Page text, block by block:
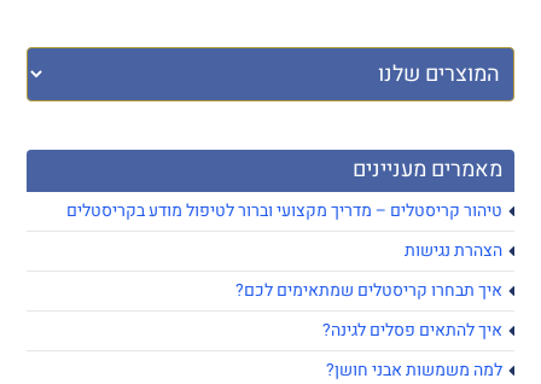
מאמרים מעניינים
טיהור קריסטלים – מדריך מקצועי וברור לטיפול מודע בקריסטלים
הצהרת נגישות
איך תבחרו קריסטלים שמתאימים לכם?
איך להתאים פסלים לגינה?
למה משמשות אבני חושן?